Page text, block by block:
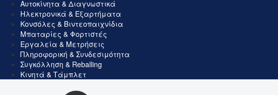
Αυτοκίνητα & Διαγνωστικά
Ηλεκτρονικά & Εξαρτήματα
Κονσόλες & Βιντεοπαιχνίδια
Μπαταρίες & Φορτιστές
Εργαλεία & Μετρήσεις
Πληροφορική & Συνδεσιμότητα
Συγκόλληση & Reballing
Κινητά & Τάμπλετ